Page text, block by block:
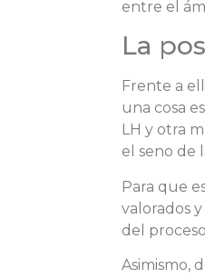
entre el
La
Frente a
una cosa
LH y otra
el seno de
Para que
valorados
del
Asimismo,